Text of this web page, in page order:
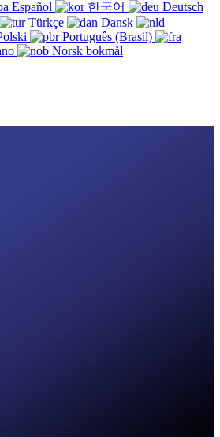
Español 한국어
Deutsch
Türkçe
Dansk
Português (Brasil)
Norsk bokmål